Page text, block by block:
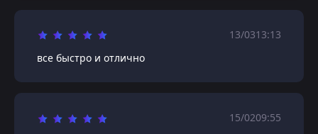
13/0313:13
все быстро и отлично
15/0209:55